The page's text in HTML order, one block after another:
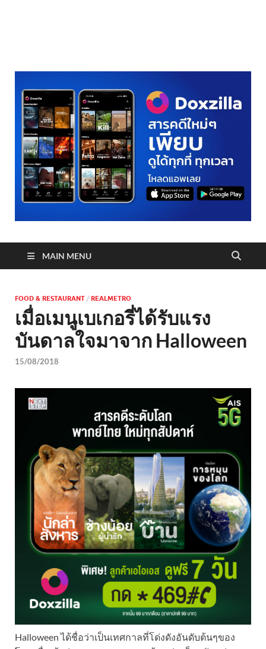
MAIN MENU
FOOD & RESTAURANT / REALMETRO
เมื่อเมนูเบเกอรี่ได้รับแรง
บันดาลใจมาจาก Halloween
15/08/2018
Halloween ได้ชื่อว่าเป็นเทศกาลที่โด่งดังอันดับต้นๆของ